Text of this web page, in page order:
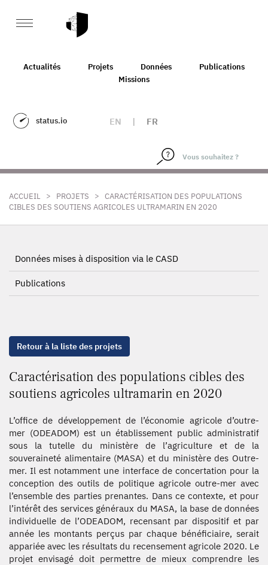
Actualités Projets Données
Publications
Missions
status.io EN | FR
ACCUEIL > PROJETS > CARACTÉRISATION DES POPULATIONS
CIBLES DES SOUTIENS AGRICOLES ULTRAMARIN EN 2020
Données mises à disposition via le CASD
Publications
Retour à la liste des projets
Caractérisation des populations cibles des
soutiens agricoles ultramarin en 2020
L’office de développement de l’économie agricole d’outre-
mer (ODEADOM) est un établissement public administratif
sous la tutelle du ministère de l’agriculture et de la
souveraineté alimentaire (MASA) et du ministère des Outre-
mer. Il est notamment une interface de concertation pour la
conception des outils de politique agricole outre-mer avec
l’ensemble des parties prenantes. Dans ce contexte, et pour
l’intérêt des services généraux du MASA, la base de données
individuelle de l’ODEADOM, recensant par dispositif et par
année les montants perçus par chaque bénéficiaire, serait
appariée avec les résultats du recensement agricole 2020. Le
projet envisagé doit permettre de mieux comprendre les